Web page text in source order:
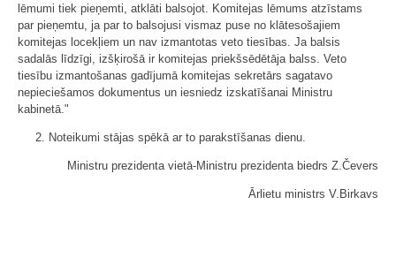
lēmumi tiek pieņemti, atklāti balsojot. Komitejas lēmums atzīstams
par pieņemtu, ja par to balsojusi vismaz puse no klātesošajiem
komitejas locekļiem un nav izmantotas veto tiesības. Ja balsis
sadalās līdzīgi, izšķirošā ir komitejas priekšsēdētāja balss. Veto
tiesību izmantošanas gadījumā komitejas sekretārs sagatavo
nepieciešamos dokumentus un iesniedz izskatīšanai Ministru
kabinetā."
2. Noteikumi stājas spēkā ar to parakstīšanas dienu.
Ministru prezidenta vietā-Ministru prezidenta biedrs Z.Čevers
Ārlietu ministrs V.Birkavs